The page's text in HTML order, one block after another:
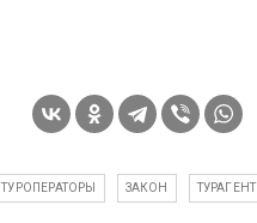
ТУРОПЕРАТОРЫ ЗАКОН